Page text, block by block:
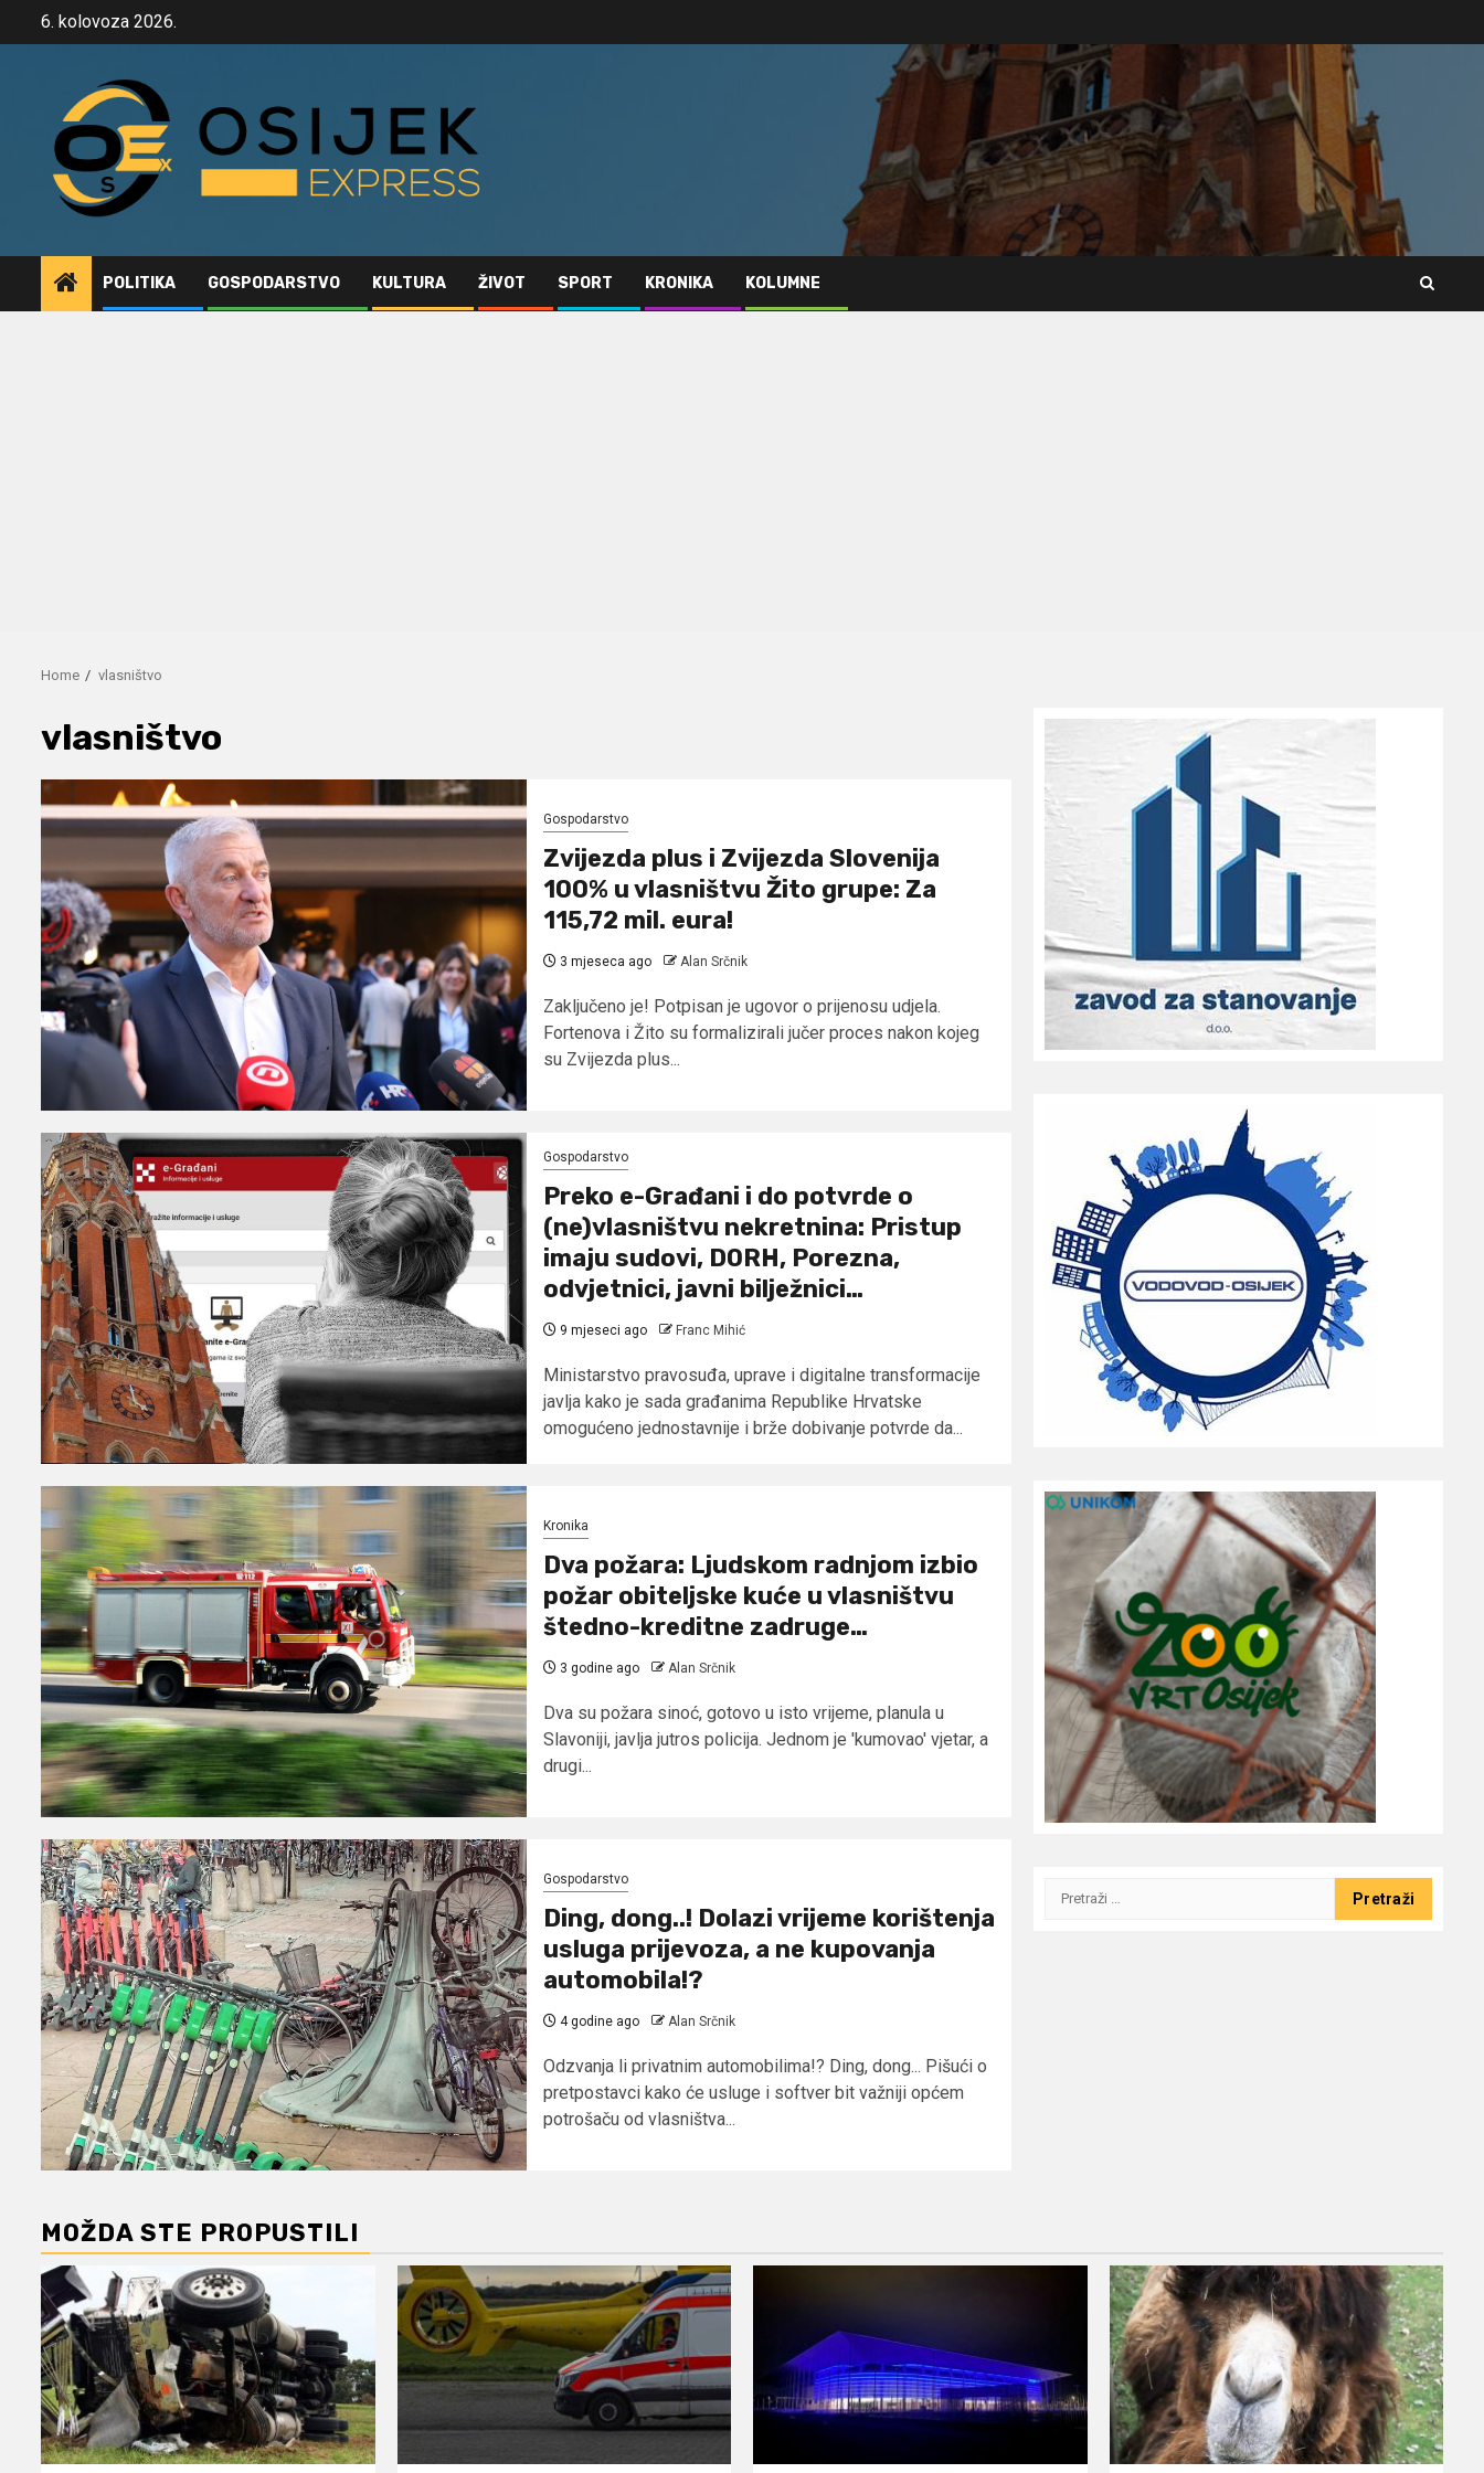
6. kolovoza 2026.
POLITIKA GOSPODARSTVO KULTURA ŽIVOT SPORT KRONIKA KOLUMNE
Home vlasništvo
vlasništvo
Gospodarstvo
Zvijezda plus i Zvijezda Slovenija
100% u vlasništvu Žito grupe: Za
115,72 mil. eura!
3 mjeseca ago Alan Srčnik
Zaključeno je! Potpisan je ugovor o prijenosu udjela.
Fortenova i Žito su formalizirali jučer proces nakon kojeg
su Zvijezda plus...
Gospodarstvo
Preko e-Građani i do potvrde o
(ne)vlasništvu nekretnina: Pristup
imaju sudovi, DORH, Porezna,
odvjetnici, javni bilježnici…
9 mjeseci ago Franc Mihić
Ministarstvo pravosuđa, uprave i digitalne transformacije
javlja kako je sada građanima Republike Hrvatske
omogućeno jednostavnije i brže dobivanje potvrde da...
Kronika
Dva požara: Ljudskom radnjom izbio
požar obiteljske kuće u vlasništvu
štedno-kreditne zadruge…
3 godine ago Alan Srčnik
Dva su požara sinoć, gotovo u isto vrijeme, planula u
Slavoniji, javlja jutros policija. Jednom je 'kumovao' vjetar, a
drugi...
Gospodarstvo
Ding, dong..! Dolazi vrijeme korištenja
usluga prijevoza, a ne kupovanja
automobila!?
4 godine ago Alan Srčnik
Odzvanja li privatnim automobilima!? Ding, dong... Pišući o
pretpostavci kako će usluge i softver bit važniji općem
potrošaču od vlasništva...
Pretraži:
MOŽDA STE PROPUSTILI